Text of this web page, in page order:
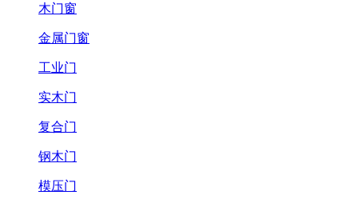
木门窗
金属门窗
工业门
实木门
复合门
钢木门
模压门